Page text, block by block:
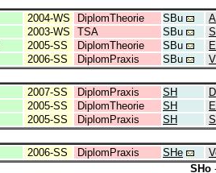
2004-WS DiplomTheorie SBu
2003-WS TSA SBu
2005-SS DiplomTheorie SBu
2006-SS DiplomPraxis SBu
2007-SS DiplomPraxis SH
2005-SS DiplomTheorie SH
2005-SS DiplomPraxis SH
2006-SS DiplomPraxis SHe
SHo